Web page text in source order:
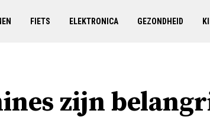
FIETS ELEKTRONICA GEZONDHEID
zijn